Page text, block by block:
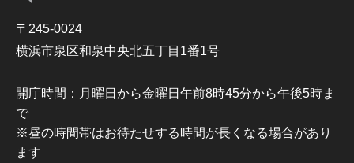
〒245-0024
横浜市泉区和泉中央北五丁目1番1号
開庁時間：月曜日から金曜日午前8時45分から午後5時ま
で
※昼の時間帯はお待たせする時間が長くなる場合があり
ます